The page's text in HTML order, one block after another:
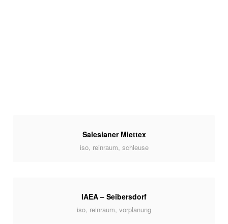
Salesianer Miettex
iso, reinraum, schleuse
IAEA – Seibersdorf
iso, reinraum, vorplanung